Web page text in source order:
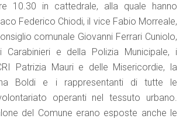
10.30 in cattedrale, alla quale hanno
Federico Chiodi, il vice Fabio Morreale,
comunale Giovanni Ferrari Cuniolo,
Carabinieri e della Polizia Municipale, i
Patrizia Mauri e delle Misericordie, la
Boldi e i rappresentanti di tutte le
operanti nel tessuto urbano.
del Comune erano esposte anche le